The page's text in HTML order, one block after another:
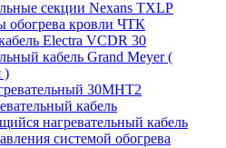
секции Nexans TXLP
обогрева кровли ЧТК
Electra VCDR 30
кабель Grand Meyer (
)
30МНТ2
кабель
нагревательный кабель
системой обогрева